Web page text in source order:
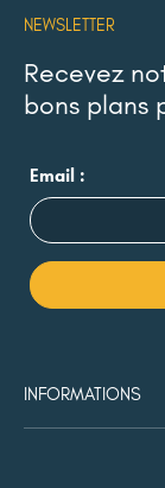
NEWSLETTER
Recevez
bons plans
Email :
INFORMATIONS